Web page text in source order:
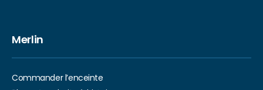
Merlin
Commander l’enceinte